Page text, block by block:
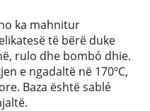
ka mahnitur
të bërë duke
rulo dhe bombó dhie.
e ngadaltë në 170ºC,
Baza është sablé